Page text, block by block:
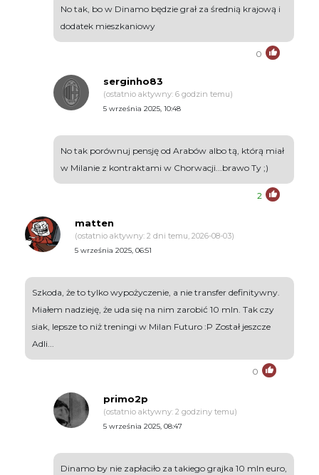
No tak, bo w Dinamo będzie grał za średnią krajową i
dodatek mieszkaniowy
0
serginho83
(ostatnio aktywny: 6 godzin temu)
5 września 2025, 10:48
No tak porównuj pensję od Arabów albo tą, którą miał
w Milanie z kontraktami w Chorwacji...brawo Ty ;)
2
matten
(ostatnio aktywny: 2 dni temu, 2026-08-03)
5 września 2025, 06:51
Szkoda, że to tylko wypożyczenie, a nie transfer definitywny.
Miałem nadzieję, że uda się na nim zarobić 10 mln. Tak czy
siak, lepsze to niż treningi w Milan Futuro :P Został jeszcze
Adli...
0
primo2p
(ostatnio aktywny: 2 godziny temu)
5 września 2025, 08:47
Dinamo by nie zapłaciło za takiego grajka 10 mln euro,